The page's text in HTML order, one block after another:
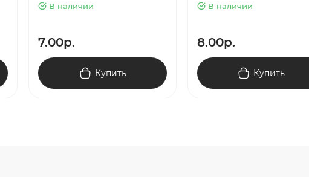
В наличии
7.00р.
Купить
В наличии
8.00р.
Купить